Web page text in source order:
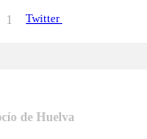
1 Twitter
de Huelva